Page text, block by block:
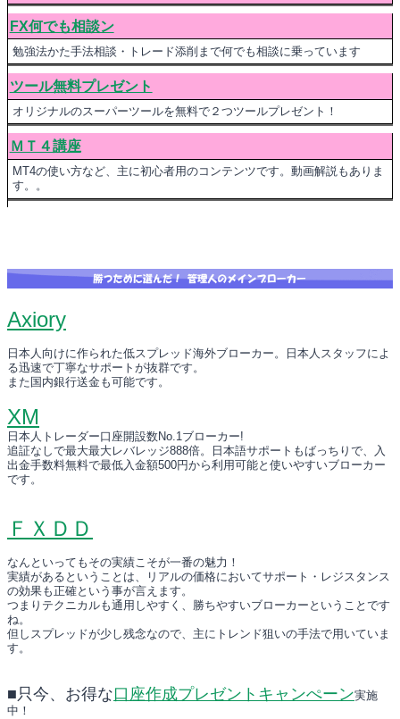
FX何でも相談ン
勉強法かた手法相談・トレード添削まで何でも相談に乗っています
ツール無料プレゼント
オリジナルのスーパーツールを無料で２つツールプレゼント！
ＭＴ４講座
MT4の使い方など、主に初心者用のコンテンツです。動画解説もありま
す。。
Axiory
日本人向けに作られた低スプレッド海外ブローカー。日本人スタッフによ
る迅速で丁寧なサポートが抜群です。
また国内銀行送金も可能です。
XM
日本人トレーダー口座開設数No.1ブローカー!
追証なしで最大最大レバレッジ888倍。日本語サポートもばっちりで、入
出金手数料無料で最低入金額500円から利用可能と使いやすいブローカー
です。
ＦＸＤＤ
なんといってもその実績こそが一番の魅力！
実績があるということは、リアルの価格においてサポート・レジスタンス
の効果も正確という事が言えます。
つまりテクニカルも通用しやすく、勝ちやすいブローカーということです
ね。
但しスプレッドが少し残念なので、主にトレンド狙いの手法で用いていま
す。
■只今、お得な口座作成プレゼントキャンぺーン実施
中！